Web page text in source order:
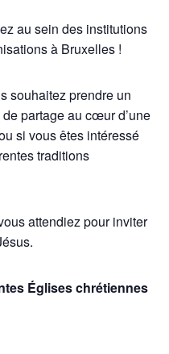
au sein des institutions
à Bruxelles !
souhaitez prendre un
partage au cœur d’une
si vous êtes intéressé
traditions
attendiez pour inviter
Églises chrétiennes